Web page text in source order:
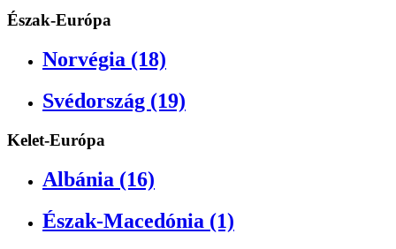
Észak-Európa
Norvégia (18)
Svédország (19)
Kelet-Európa
Albánia (16)
Észak-Macedónia (1)